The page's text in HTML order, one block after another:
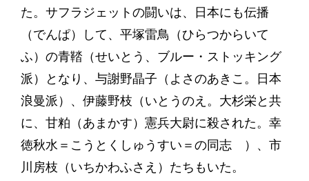
た。サフラジェットの闘いは、日本にも伝播
（でんぱ）して、平塚雷鳥（ひらつからいて
ふ）の青鞜（せいとう、ブルー・ストッキング
派）となり、与謝野晶子（よさのあきこ。日本
浪曼派）、伊藤野枝（いとうのえ。大杉栄と共
に、甘粕（あまかす）憲兵大尉に殺された。幸
徳秋水＝こうとくしゅうすい＝の同志 ）、市
川房枝（いちかわふさえ）たちもいた。